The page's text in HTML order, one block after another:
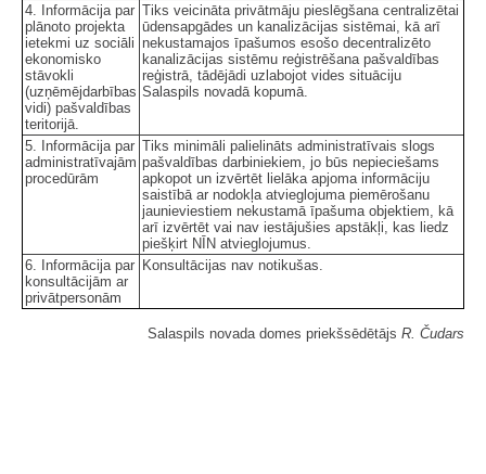
4. Informācija par
plānoto projekta
ietekmi uz sociāli
ekonomisko
stāvokli
(uzņēmējdarbības
vidi) pašvaldības
teritorijā.
Tiks veicināta privātmāju pieslēgšana centralizētai
ūdensapgādes un kanalizācijas sistēmai, kā arī
nekustamajos īpašumos esošo decentralizēto
kanalizācijas sistēmu reģistrēšana pašvaldības
reģistrā, tādējādi uzlabojot vides situāciju
Salaspils novadā kopumā.
5. Informācija par
administratīvajām
procedūrām
Tiks minimāli palielināts administratīvais slogs
pašvaldības darbiniekiem, jo būs nepieciešams
apkopot un izvērtēt lielāka apjoma informāciju
saistībā ar nodokļa atvieglojuma piemērošanu
jaunieviestiem nekustamā īpašuma objektiem, kā
arī izvērtēt vai nav iestājušies apstākļi, kas liedz
piešķirt NĪN atvieglojumus.
6. Informācija par
konsultācijām ar
privātpersonām
Konsultācijas nav notikušas.
Salaspils novada domes priekšsēdētājs R. Čudars